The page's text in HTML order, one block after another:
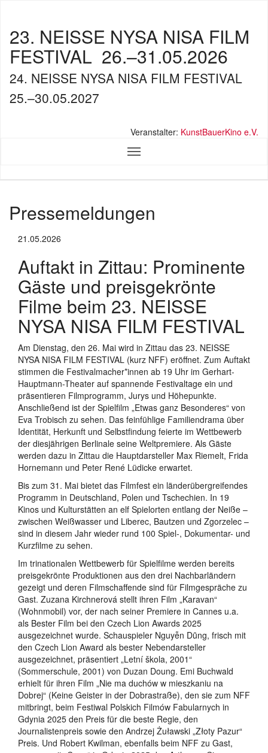
23. NEISSE NYSA NISA FILM
FESTIVAL 26.–31.05.2026
24. NEISSE NYSA NISA FILM FESTIVAL
25.–30.05.2027
Veranstalter: KunstBauerKino e.V.
Pressemeldungen
21.05.2026
Auftakt in Zittau: Prominente
Gäste und preisgekrönte
Filme beim 23. NEISSE
NYSA NISA FILM FESTIVAL
Am Dienstag, den 26. Mai wird in Zittau das 23. NEISSE
NYSA NISA FILM FESTIVAL (kurz NFF) eröffnet. Zum Auftakt
stimmen die Festivalmacher*innen ab 19 Uhr im Gerhart-
Hauptmann-Theater auf spannende Festivaltage ein und
präsentieren Filmprogramm, Jurys und Höhepunkte.
Anschließend ist der Spielfilm „Etwas ganz Besonderes“ von
Eva Trobisch zu sehen. Das feinfühlige Familiendrama über
Identität, Herkunft und Selbstfindung feierte im Wettbewerb
der diesjährigen Berlinale seine Weltpremiere. Als Gäste
werden dazu in Zittau die Hauptdarsteller Max Riemelt, Frida
Hornemann und Peter René Lüdicke erwartet.
Bis zum 31. Mai bietet das Filmfest ein länderübergreifendes
Programm in Deutschland, Polen und Tschechien. In 19
Kinos und Kulturstätten an elf Spielorten entlang der Neiße –
zwischen Weißwasser und Liberec, Bautzen und Zgorzelec –
sind in diesem Jahr wieder rund 100 Spiel-, Dokumentar- und
Kurzfilme zu sehen.
Im trinationalen Wettbewerb für Spielfilme werden bereits
preisgekrönte Produktionen aus den drei Nachbarländern
gezeigt und deren Filmschaffende sind für Filmgespräche zu
Gast. Zuzana Kirchnerová stellt ihren Film „Karavan“
(Wohnmobil) vor, der nach seiner Premiere in Cannes u.a.
als Bester Film bei den Czech Lion Awards 2025
ausgezeichnet wurde. Schauspieler Nguyễn Dũng, frisch mit
den Czech Lion Award als bester Nebendarsteller
ausgezeichnet, präsentiert „Letní škola, 2001“
(Sommerschule, 2001) von Duzan Doung. Emi Buchwald
erhielt für ihren Film „Nie ma duchów w mieszkaniu na
Dobrej“ (Keine Geister in der Dobrastraße), den sie zum NFF
mitbringt, beim Festiwal Polskich Filmów Fabularnych in
Gdynia 2025 den Preis für die beste Regie, den
Journalistenpreis sowie den Andrzej Żuławski „Złoty Pazur“
Preis. Und Robert Kwilman, ebenfalls beim NFF zu Gast,